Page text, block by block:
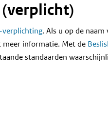
verplichting. Als u op de
meer informatie. Met de
standaarden